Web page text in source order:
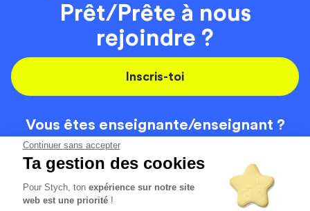
Continuer sans accepter
Ta gestion des cookies
Pour Stych, tonexpérience sur notre site
web est une priorité !
Prêt/Prête à nous
rejoindre ?
Inscris-toi
Vous êtes enseignante/enseignant ?
On recrute
Code de la route
Contact